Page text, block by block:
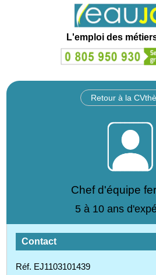
L'emploi des
Retour à la
Chef d'équipe
5 à 10 ans
Contact
Réf. EJ1103101439